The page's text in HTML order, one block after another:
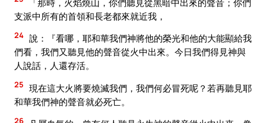
支派中所有的首領和長老都來就近我，
24 說：『看哪，耶和華我們神將他的榮光和他的大能顯給我
們看，我們又聽見他的聲音從火中出來。今日我們得見神與
人說話，人還存活。
25 現在這大火將要燒滅我們，我們何必冒死呢？若再聽見耶
和華我們神的聲音就必死亡。
26